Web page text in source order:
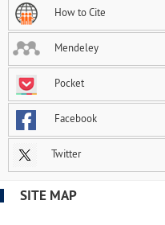
How to Cite
Mendeley
Pocket
Facebook
Twitter
SITE MAP